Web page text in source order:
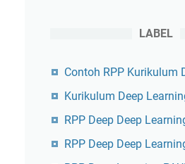
LABEL
Contoh RPP Kurikulum
Kurikulum Deep
RPP Deep Deep
RPP Deep Deep